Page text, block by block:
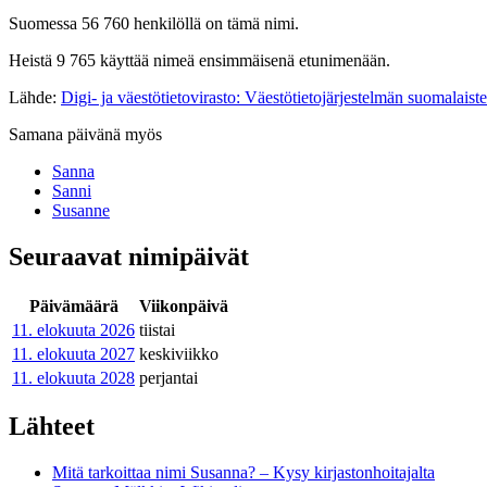
Suomessa 56 760 henkilöllä on tämä nimi.
Heistä 9 765 käyttää nimeä ensimmäisenä etunimenään.
Lähde: Digi- ja väestötietovirasto: Väestötietojärjestelmän
Samana päivänä myös
Sanna
Sanni
Susanne
Seuraavat nimipäivät
Päivämäärä
Viikonpäivä
11. elokuuta 2026 tiistai
11. elokuuta 2027 keskiviikko
11. elokuuta 2028 perjantai
Lähteet
Mitä tarkoittaa nimi Susanna? – Kysy kirjastonhoitajalta